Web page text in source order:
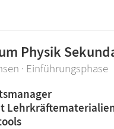
Physik
· Einführungsphase